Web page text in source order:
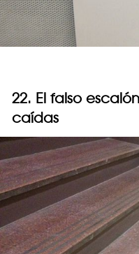
22. El falso
caídas